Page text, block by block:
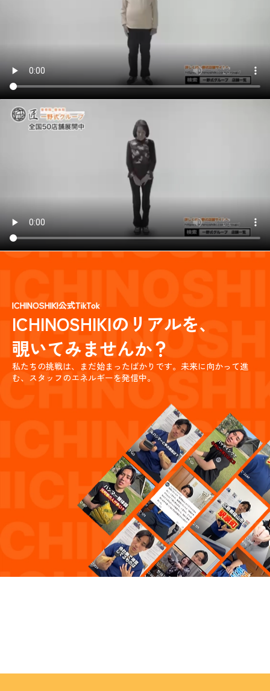
ICHINOSHIKI公式TikTok
ICHINOSHIKIのリアルを、
覗いてみませんか？
私たちの挑戦は、まだ始まったばかりです。 未来に向かって進
む、スタッフのエネルギーを発信中。